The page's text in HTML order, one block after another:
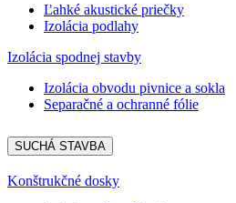
Ľahké akustické priečky
Izolácia podlahy
Izolácia spodnej stavby
Izolácia obvodu pivnice a sokla
Separačné a ochranné fólie
SUCHÁ STAVBA
Konštrukčné dosky